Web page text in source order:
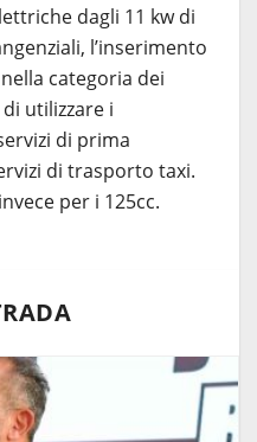
dagli 11 kw di
l’inserimento
categoria dei
utilizzare i
di prima
di trasporto taxi.
per i 125cc.